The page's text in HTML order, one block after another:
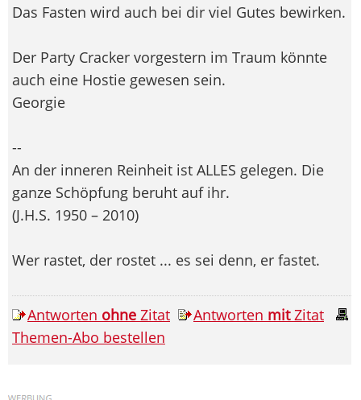
Das Fasten wird auch bei dir viel Gutes bewirken.
Der Party Cracker vorgestern im Traum könnte
auch eine Hostie gewesen sein.
Georgie
--
An der inneren Reinheit ist ALLES gelegen. Die
ganze Schöpfung beruht auf ihr.
(J.H.S. 1950 – 2010)
Wer rastet, der rostet ... es sei denn, er fastet.
Antworten ohne Zitat Antworten mitZitat
Themen-Abo bestellen